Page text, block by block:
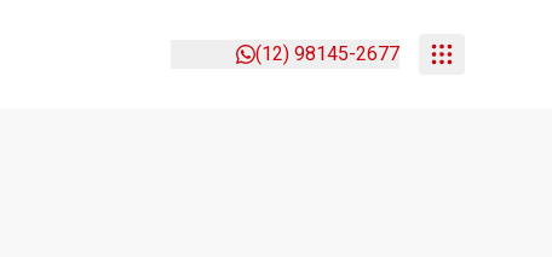
(12) 98145-2677